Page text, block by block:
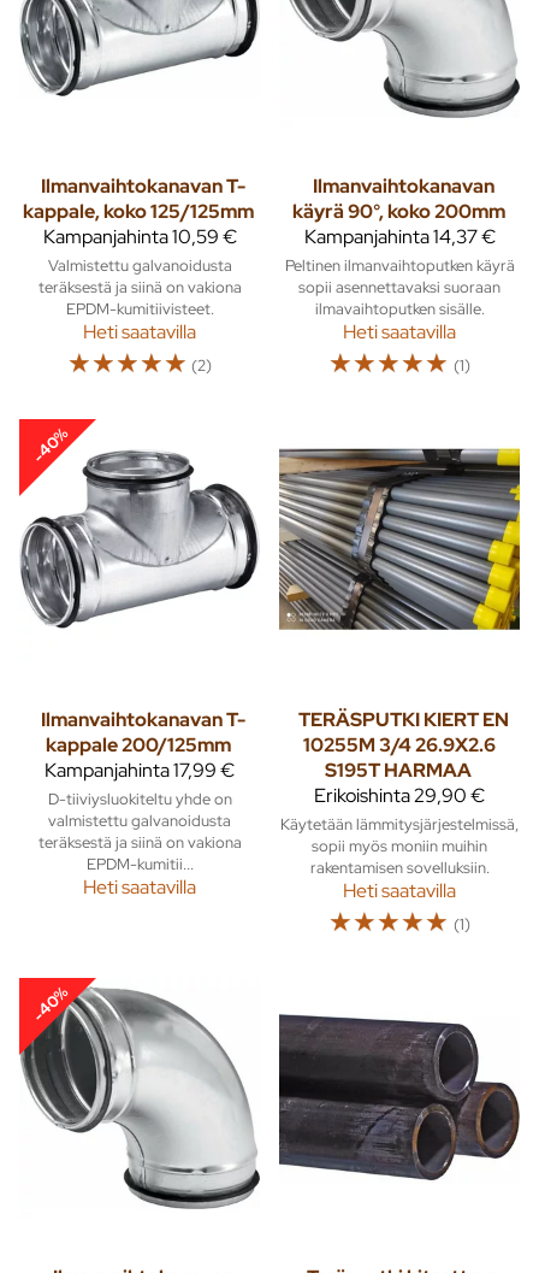
Ilmanvaihtokanavan T-
kappale, koko 125/125mm
Kampanjahinta10,59 €
Valmistettu galvanoidusta
teräksestä ja siinä on vakiona
EPDM-kumitiivisteet.
Heti saatavilla
☆☆☆☆☆ (2)
Ilmanvaihtokanavan
käyrä 90°, koko 200mm
Kampanjahinta14,37 €
Peltinen ilmanvaihtoputken käyrä
sopii asennettavaksi suoraan
ilmavaihtoputken sisälle.
Heti saatavilla
☆☆☆☆☆ (1)
-40%
Ilmanvaihtokanavan T-
kappale 200/125mm
Kampanjahinta17,99 €
D-tiiviysluokiteltu yhde on
valmistettu galvanoidusta
teräksestä ja siinä on vakiona
EPDM-kumitii...
Heti saatavilla
TERÄSPUTKI KIERT EN
10255M 3/4 26.9X2.6
S195T HARMAA
Erikoishinta29,90 €
Käytetään lämmitysjärjestelmissä,
sopii myös moniin muihin
rakentamisen sovelluksiin.
Heti saatavilla
☆☆☆☆☆ (1)
-40%